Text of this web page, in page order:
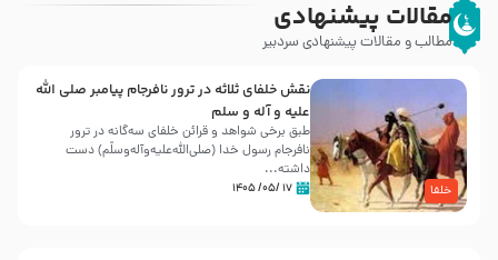
مقالات پیشنهادی
مطالب و مقالات پیشنهادی سردبیر
خلفا
نقش خلفای ثلاثه در ترور نافرجام پیامبر صلی الله
علیه و آله و سلم
طبق برخی شواهد و قرائن خلفای سه‌گانه در ترور
نافرجام رسول خدا (صلی‌الله‌علیه‌و‌آله‌وسلّم) دست
داشته‌...
۱۷ /۰۵/ ۱۴۰۵